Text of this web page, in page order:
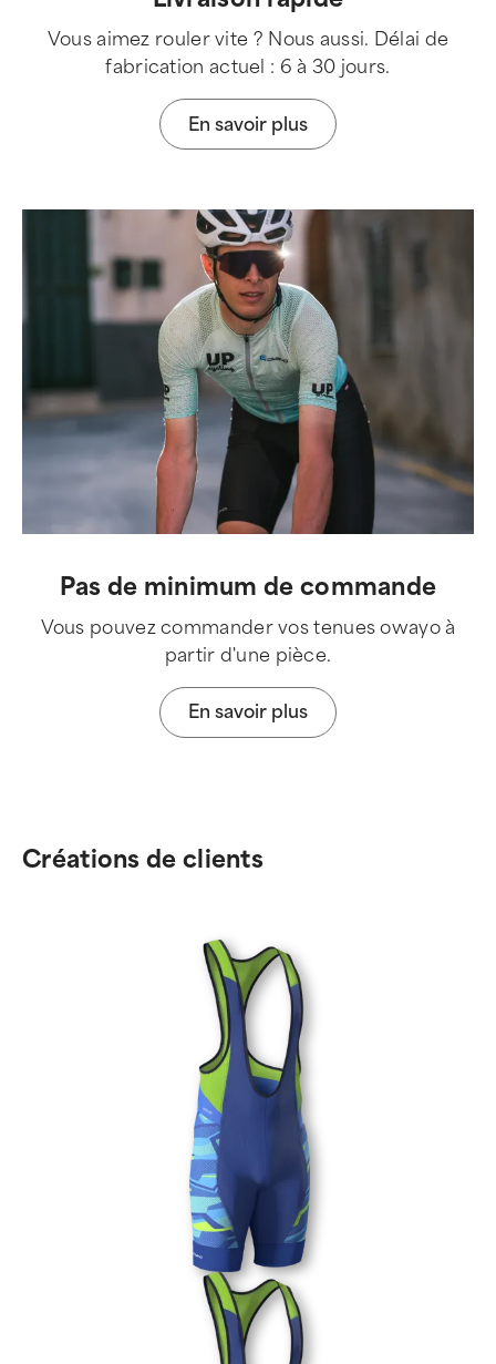
Vous aimez rouler vite ? Nous aussi. Délai de
fabrication actuel : 6 à 30 jours.
En savoir plus
Pas de minimum de commande
Vous pouvez commander vos tenues owayo à
partir d'une pièce.
En savoir plus
Créations de clients